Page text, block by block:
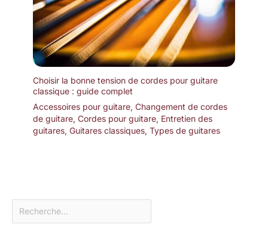
Choisir la bonne tension de cordes pour guitare
classique : guide complet
Accessoires pour guitare, Changement de cordes
de guitare, Cordes pour guitare, Entretien des
guitares, Guitares classiques, Types de guitares